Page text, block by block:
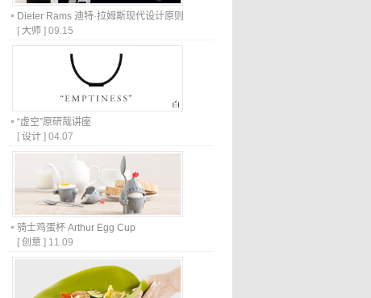
Dieter Rams 迪特·拉姆斯现代设计原则
[ 大师 ] 09.15
“虚空”原研哉讲座
[ 设计 ] 04.07
骑士鸡蛋杯 Arthur Egg Cup
[ 创意 ] 11.09